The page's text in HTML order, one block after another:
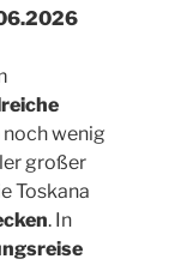
wenig
großer
Toskana
. In